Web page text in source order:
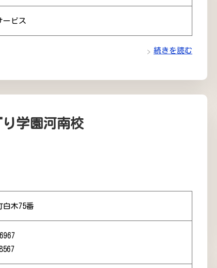
ービス
続きを読む
学園河南校
白木75番